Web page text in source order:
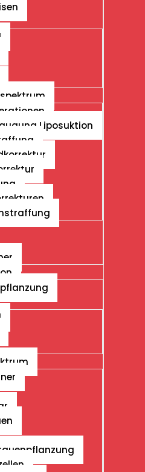
Liposuktion